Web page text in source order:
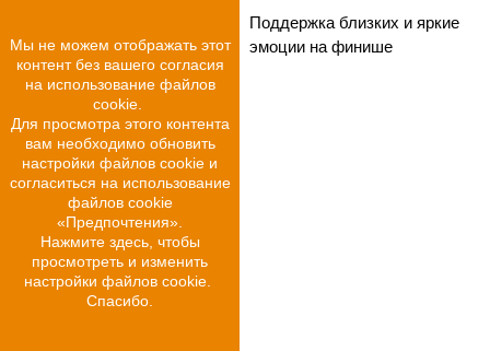
Мы не можем отображать этот
контент без вашего согласия
на использование файлов
cookie.
Для просмотра этого контента
вам необходимо обновить
настройки файлов cookie и
согласиться на использование
файлов cookie
«Предпочтения».
Нажмите здесь, чтобы
просмотреть и изменить
настройки файлов cookie.
Спасибо.
Поддержка близких и яркие
эмоции на финише